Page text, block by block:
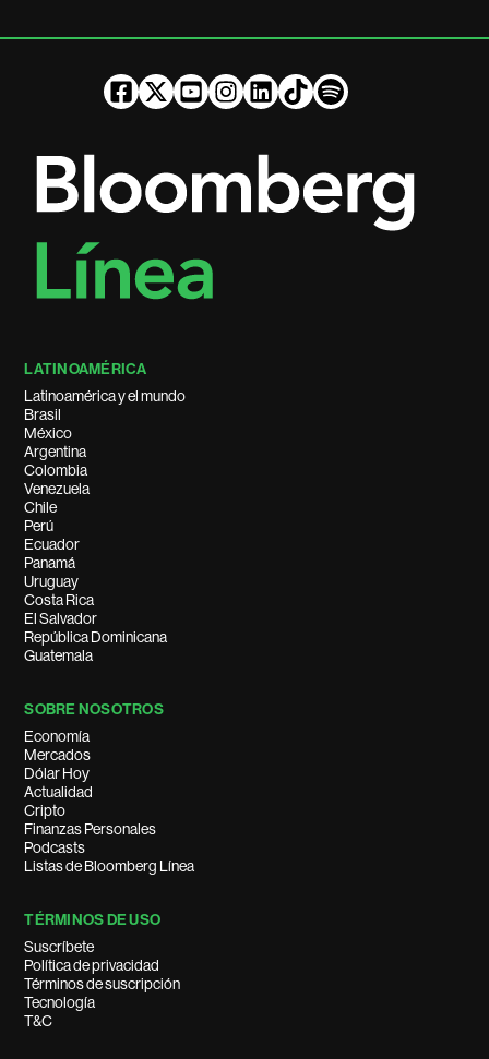
LATINOAMÉRICA
Latinoamérica y el mundo
Brasil
México
Argentina
Colombia
Venezuela
Chile
Perú
Ecuador
Panamá
Uruguay
Costa Rica
El Salvador
República Dominicana
Guatemala
SOBRE NOSOTROS
Economía
Mercados
Dólar Hoy
Actualidad
Cripto
Finanzas Personales
Podcasts
Listas de Bloomberg Línea
TÉRMINOS DE USO
Suscríbete
Política de privacidad
Términos de suscripción
Tecnología
T&C